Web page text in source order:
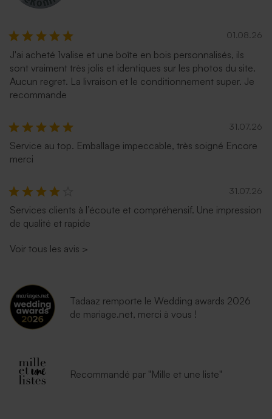
Enveloppe mariage
émeraude
Enveloppe vert menthe
rectangulaire (14 x 12,5 cm)
Enveloppe fuchsia tendance
Enveloppe mariage rose
Enveloppe mariage
eucalyptus
01.08.26
J'ai acheté 1valise et une boîte en bois personnalisés, ils
sont vraiment très jolis et identiques sur les photos du site.
Aucun regret. La livraison et le conditionnement super. Je
recommande
31.07.26
Service au top. Emballage impeccable, très soigné Encore
merci
31.07.26
Services clients à l’écoute et compréhensif. Une impression
de qualité et rapide
Voir tous les avis >
Tadaaz remporte le Wedding awards 2026
de mariage.net, merci à vous !
Recommandé par "Mille et une liste"